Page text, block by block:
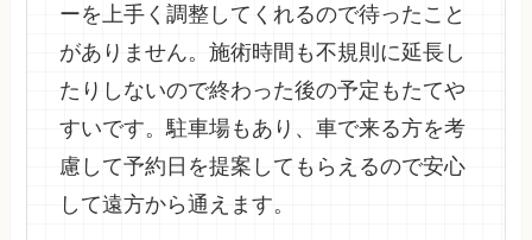
ーを上手く調整してくれるので待ったこと
がありません。施術時間も不規則に延長し
たりしないので終わった後の予定もたてや
すいです。駐車場もあり、車で来る方を考
慮して予約日を提案してもらえるので安心
して遠方から通えます。